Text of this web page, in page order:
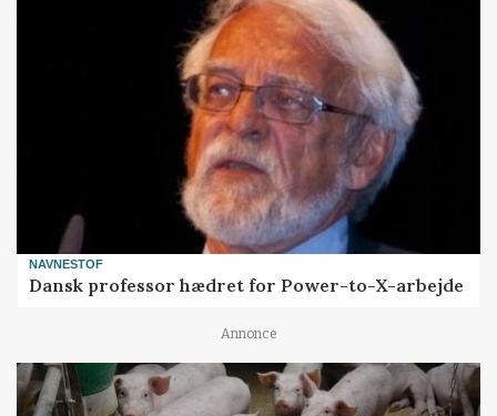
NAVNESTOF
Dansk professor hædret for Power-to-X-arbejde
Annonce